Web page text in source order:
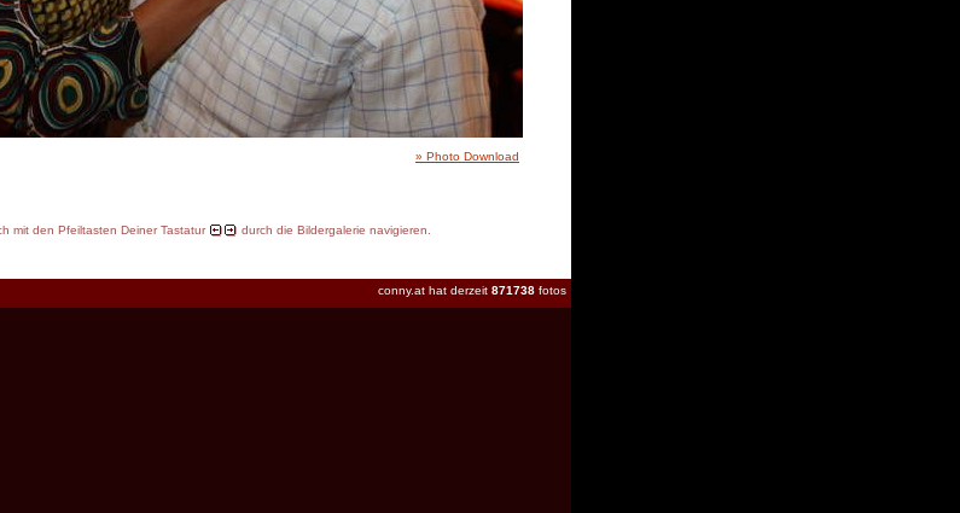
» Photo Download
mit den Pfeiltasten Deiner Tastatur durch die Bildergalerie navigieren.
conny.at hat derzeit 871738 fotos